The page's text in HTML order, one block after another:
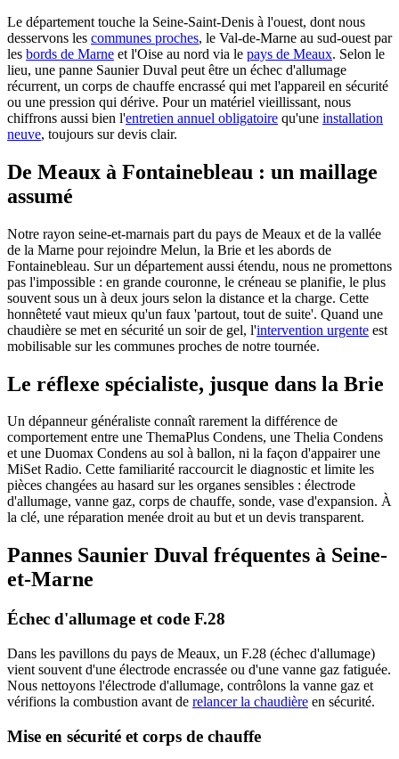
Le département touche la Seine-Saint-Denis à l'ouest, dont nous
desservons les communes proches, le Val-de-Marne au sud-ouest par
les bords de Marne et l'Oise au nord via le pays de Meaux. Selon le
lieu, une panne Saunier Duval peut être un échec d'allumage
récurrent, un corps de chauffe encrassé qui met l'appareil en sécurité
ou une pression qui dérive. Pour un matériel vieillissant, nous
chiffrons aussi bien l'entretien annuel obligatoire qu'une installation
neuve, toujours sur devis clair.
De Meaux à Fontainebleau : un maillage
assumé
Notre rayon seine-et-marnais part du pays de Meaux et de la vallée
de la Marne pour rejoindre Melun, la Brie et les abords de
Fontainebleau. Sur un département aussi étendu, nous ne promettons
pas l'impossible : en grande couronne, le créneau se planifie, le plus
souvent sous un à deux jours selon la distance et la charge. Cette
honnêteté vaut mieux qu'un faux 'partout, tout de suite'. Quand une
chaudière se met en sécurité un soir de gel, l'intervention urgente est
mobilisable sur les communes proches de notre tournée.
Le réflexe spécialiste, jusque dans la Brie
Un dépanneur généraliste connaît rarement la différence de
comportement entre une ThemaPlus Condens, une Thelia Condens
et une Duomax Condens au sol à ballon, ni la façon d'appairer une
MiSet Radio. Cette familiarité raccourcit le diagnostic et limite les
pièces changées au hasard sur les organes sensibles : électrode
d'allumage, vanne gaz, corps de chauffe, sonde, vase d'expansion. À
la clé, une réparation menée droit au but et un devis transparent.
Pannes Saunier Duval fréquentes à Seine-
et-Marne
Échec d'allumage et code F.28
Dans les pavillons du pays de Meaux, un F.28 (échec d'allumage)
vient souvent d'une électrode encrassée ou d'une vanne gaz fatiguée.
Nous nettoyons l'électrode d'allumage, contrôlons la vanne gaz et
vérifions la combustion avant de relancer la chaudière en sécurité.
Mise en sécurité et corps de chauffe